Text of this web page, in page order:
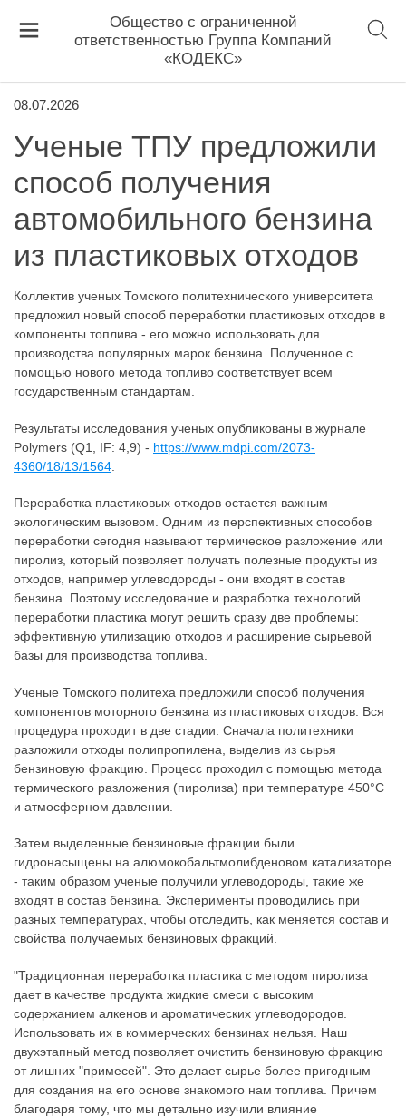
Общество с ограниченной
ответственностью Группа Компаний
«КОДЕКС»
08.07.2026
Ученые ТПУ предложили
способ получения
автомобильного бензина
из пластиковых отходов
Коллектив ученых Томского политехнического университета
предложил новый способ переработки пластиковых отходов в
компоненты топлива - его можно использовать для
производства популярных марок бензина. Полученное с
помощью нового метода топливо соответствует всем
государственным стандартам.
Результаты исследования ученых опубликованы в журнале
Polymers (Q1, IF: 4,9) - https://www.mdpi.com/2073-
4360/18/13/1564
Переработка пластиковых отходов остается важным
экологическим вызовом. Одним из перспективных способов
переработки сегодня называют термическое разложение или
пиролиз, который позволяет получать полезные продукты из
отходов, например углеводороды - они входят в состав
бензина. Поэтому исследование и разработка технологий
переработки пластика могут решить сразу две проблемы:
эффективную утилизацию отходов и расширение сырьевой
базы для производства топлива.
Ученые Томского политеха предложили способ получения
компонентов моторного бензина из пластиковых отходов. Вся
процедура проходит в две стадии. Сначала политехники
разложили отходы полипропилена, выделив из сырья
бензиновую фракцию. Процесс проходил с помощью метода
термического разложения (пиролиза) при температуре 450°C
и атмосферном давлении.
Затем выделенные бензиновые фракции были
гидронасыщены на алюмокобальтмолибденовом катализаторе
- таким образом ученые получили углеводороды, такие же
входят в состав бензина. Эксперименты проводились при
разных температурах, чтобы отследить, как меняется состав и
свойства получаемых бензиновых фракций.
"Традиционная переработка пластика с методом пиролиза
дает в качестве продукта жидкие смеси с высоким
содержанием алкенов и ароматических углеводородов.
Использовать их в коммерческих бензинах нельзя. Наш
двухэтапный метод позволяет очистить бензиновую фракцию
от лишних "примесей". Это делает сырье более пригодным
для создания на его основе знакомого нам топлива. Причем
благодаря тому, что мы детально изучили влияние